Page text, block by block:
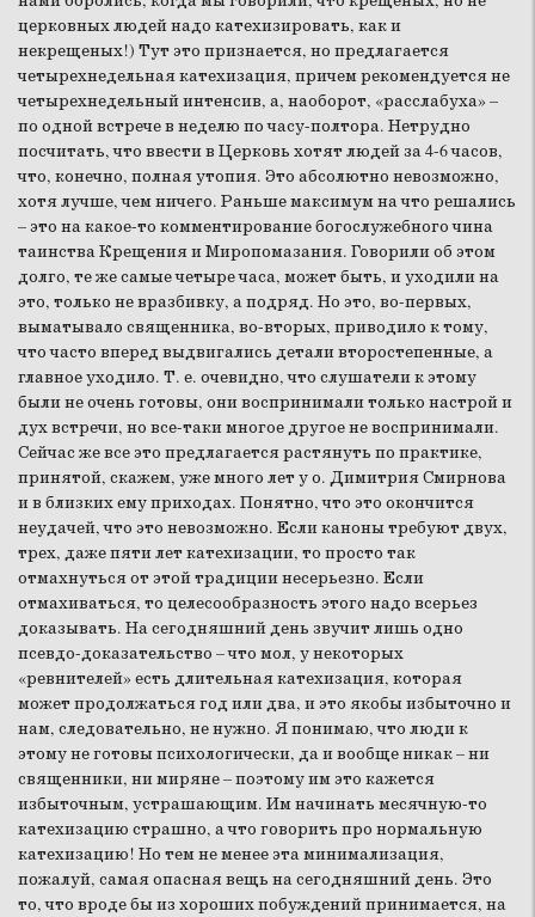
церковных людей надо катехизировать, как и
некрещеных!) Тут это признается, но предлагается
четырехнедельная катехизация, причем рекомендуется не
четырехнедельный интенсив, а, наоборот, «расслабуха» –
по одной встрече в неделю по часу-полтора. Нетрудно
посчитать, что ввести в Церковь хотят людей за 4-6 часов,
что, конечно, полная утопия. Это абсолютно невозможно,
хотя лучше, чем ничего. Раньше максимум на что решались
– это на какое-то комментирование богослужебного чина
таинства Крещения и Миропомазания. Говорили об этом
долго, те же самые четыре часа, может быть, и уходили на
это, только не вразбивку, а подряд. Но это, во-первых,
выматывало священника, во-вторых, приводило к тому,
что часто вперед выдвигались детали второстепенные, а
главное уходило. Т. е. очевидно, что слушатели к этому
были не очень готовы, они воспринимали только настрой и
дух встречи, но все-таки многое другое не воспринимали.
Сейчас же все это предлагается растянуть по практике,
принятой, скажем, уже много лет у о. Димитрия Смирнова
и в близких ему приходах. Понятно, что это окончится
неудачей, что это невозможно. Если каноны требуют двух,
трех, даже пяти лет катехизации, то просто так
отмахнуться от этой традиции несерьезно. Если
отмахиваться, то целесообразность этого надо всерьез
доказывать. На сегодняшний день звучит лишь одно
псевдо-доказательство – что мол, у некоторых
«ревнителей» есть длительная катехизация, которая
может продолжаться год или два, и это якобы избыточно и
нам, следовательно, не нужно. Я понимаю, что люди к
этому не готовы психологически, да и вообще никак – ни
священники, ни миряне – поэтому им это кажется
избыточным, устрашающим. Им начинать месячную-то
катехизацию страшно, а что говорить про нормальную
катехизацию! Но тем не менее эта минимализация,
пожалуй, самая опасная вещь на сегодняшний день. Это
то, что вроде бы из хороших побуждений принимается, на